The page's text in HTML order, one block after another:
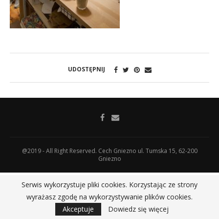
UDOSTĘPNIJ
@2019 - All Right Reserved. Cech Gniezno ul. Tumska 15, 62-200
Gniezno
Serwis wykorzystuje pliki cookies. Korzystając ze strony
wyrażasz zgodę na wykorzystywanie plików cookies.
Akceptuje
Dowiedz się więcej